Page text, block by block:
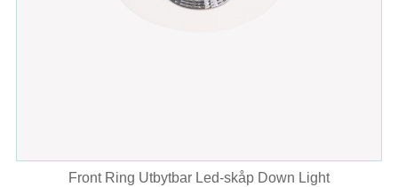
Front Ring Utbytbar Led-skåp Down Light